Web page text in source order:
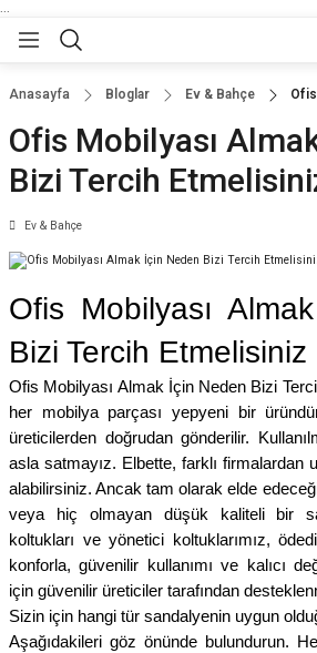
Sandalyesi
Anasayfa Bloglar Ev & Bahçe
Ofis Mobilyası
Bizi Tercih
Ev & Bahçe
Ofis Mobilyası
Bizi Tercih Etmelisiniz
Ofis Mobilyası Almak İçin Neden Bizi
her mobilya parçası yepyeni bir
üreticilerden doğrudan gönderilir.
asla satmayız. Elbette, farklı firmalardan
alabilirsiniz. Ancak tam olarak elde
veya hiç olmayan düşük kaliteli bir
koltukları ve yönetici koltuklarımız,
konforla, güvenilir kullanımı ve kalıcı
için güvenilir üreticiler tarafından
Sizin için hangi tür sandalyenin uygun
Aşağıdakileri göz önünde bulundurun.